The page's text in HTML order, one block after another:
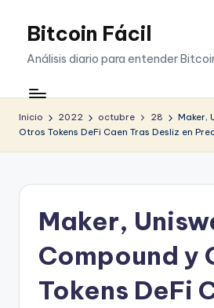
SaltarBitcoin Fácil
Análisis diario para entender
Inicio 2022 octubre 28
Maker,
Otros Tokens DeFi Caen Tras Desliz en
Maker,
Compound y
Tokens DeFi